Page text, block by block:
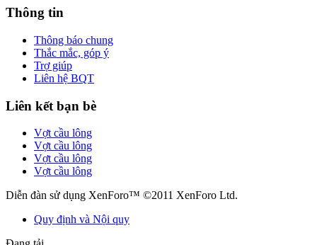
Thông tin
Thông báo chung
Thắc mắc, góp ý
Trợ giúp
Liên hệ BQT
Liên kết bạn bè
Vợt cầu lông
Vợt cầu lông
Vợt cầu lông
Vợt cầu lông
Diễn đàn sử dụng XenForo™ ©2011 XenForo Ltd.
Quy định và Nội quy